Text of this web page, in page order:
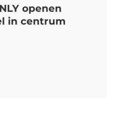
openen
in centrum